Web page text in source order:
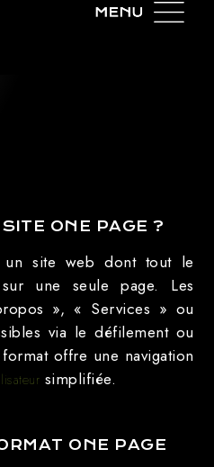
SITE ONE PAGE ?
site web dont tout le
une seule page. Les
», « Services » ou
via le défilement ou
offre une navigation
simplifiée.
ONE PAGE